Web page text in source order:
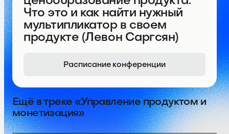
Что это и как найти нужный
мультипликатор в своем
продукте (Левон Саргсян)
Расписание конференции
Ещё в треке «Управление продуктом и
монетизация»